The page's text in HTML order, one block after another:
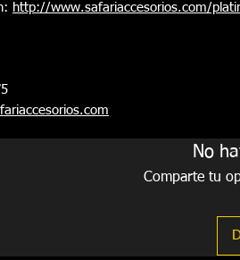
http://www.safariaccesorios.com/
No
Comparte tu